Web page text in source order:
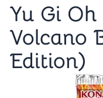
Yu Gi
Volcano
Edition)